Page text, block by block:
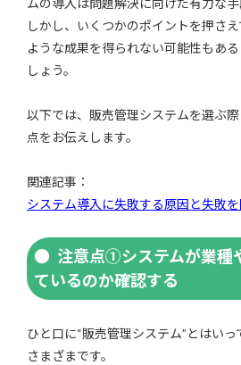
しかし、いくつかのポイントを押さ
ような成果を得られない可能性もあ
しょう。
以下では、販売管理システムを選ぶ
点をお伝えします。
関連記事：
システム導入に失敗する原因と失敗
注意点①システムが業種
ているのか確認する
ひと口に“販売管理システム”とはい
さまざまです。